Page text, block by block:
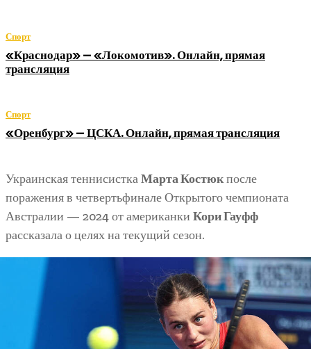
Спорт
«Краснодар» — «Локомотив». Онлайн, прямая
трансляция
Спорт
«Оренбург» — ЦСКА. Онлайн, прямая трансляция
Украинская теннисисткаМарта Костюкпосле
поражения в четвертьфинале Открытого чемпионата
Австралии — 2024 от американки Кори Гауфф
рассказала о целях на текущий сезон.